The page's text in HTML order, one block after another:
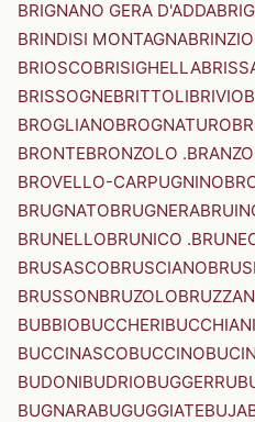
BRIGNANO GERA D'ADDA
BRINDISI MONTAGNABRINZIO
BRIOSCOBRISIGHELLA
BRISSOGNEBRITTOLIBRIVIO
BROGLIANOBROGNATURO
BRONTEBRONZOLO
BROVELLO-CARPUGNINO
BRUGNATOBRUGNERA
BRUNELLOBRUNICO
BRUSASCOBRUSCIANO
BRUSSONBRUZOLO
BUBBIOBUCCHERI
BUCCINASCOBUCCINO
BUDONIBUDRIOBUGGERRU
BUGNARABUGUGGIATEBUJA